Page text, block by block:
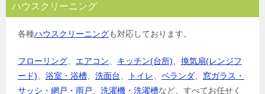
ハウスクリーニング
各種ハウスクリーニングも対応しております。
フローリング エアコン キッチン(台所)
換気扇(レンジフ
ード)
浴室・浴槽 洗面台 トイレ ベランダ
窓ガラス・
サッシ・網戸・雨戸
洗濯機・洗濯槽など、すべてお任せく